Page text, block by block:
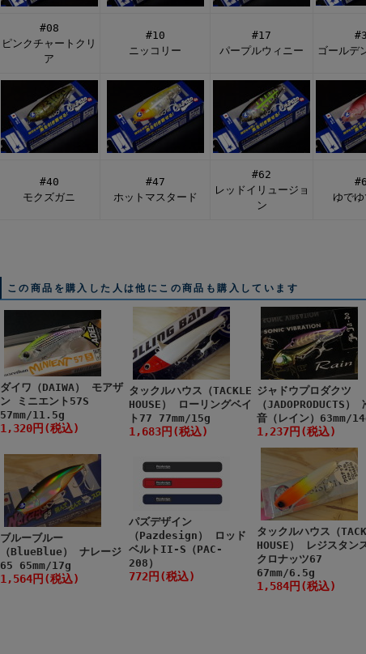
#08
ピンクチャートクリ
ア
#10
ニッコリー
#17
パープルウィニー
ゴールデ
#40
モクズガニ
#47
ホットマスタード
#62
レッドイリュージョ
ン
ゆで
この商品を購入した人は他にこの商品も購入しています
ダイワ（DAIWA） モアザ
ン ミニエント57S
57mm/11.5g
1,320円(税込)
タックルハウス（TACKLE
HOUSE） ローリングベイ
ト77 77mm/15g
1,683円(税込)
ジャドウプロダクツ
（JADOPRODUCTS）
音（レイン）63mm/
1,237円(税込)
ブルーブルー
（BlueBlue） ナレージ
65 65mm/17g
1,564円(税込)
パズデザイン
（Pazdesign） ロッド
ベルトII-S（PAC-
208）
772円(税込)
タックルハウス（
HOUSE） レジスタン
クロナッツ67
67mm/6.5g
1,584円(税込)